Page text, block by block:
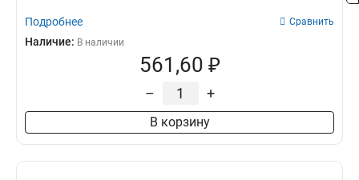
Подробнее Сравнить
Наличие: В наличии
561,60 ₽
– +
В корзину